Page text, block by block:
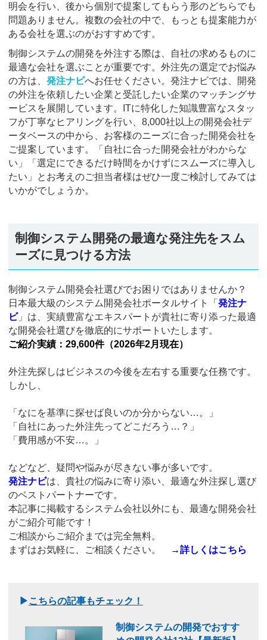
明会を行い、後から個別で提案してもらう形のどちらでも
問題ありません。複数の会社の中で、もっとも提案能力が
ある会社を選ぶのがおすすめです。
制御システムの開発を外注する際は、自社の求めるものに
最適な会社を選ぶことが重要です。外注先の選定でお悩み
の方は、 発注ナビへお任せください。発注ナビでは、開発
の外注を依頼したい企業と受託したい企業のマッチングサ
ービスを展開しています。ITに特化した知識豊富なスタッ
フが丁寧なヒアリングを行い、8,000社以上の開発会社デ
ータベースの中から、お客様のニーズに合った開発会社を
ご提案しています。「自社に合った開発会社がわからな
い」「選定にできるだけ時間をかけずにスムーズに導入し
たい」とお考えのご担当者様はぜひ一度ご検討してみては
いかがでしょうか。
制御システム開発の最適な発注先をスム
ーズに見つける方法
制御システム開発会社選びでお困りではありませんか？
日本最大級のシステム開発会社ポータルサイト「 発注ナ
ビ」は、実績豊富なエキスパートが貴社に寄り添った最適
な開発会社選びを徹底的にサポートいたします。
ご紹介実績：29,600件（2026年2月現在）
外注先探しはビジネスの今後を左右する重要な任務です。
しかし、
「なにを基準に探せば良いのか分からない…。」
「自社にあった外注先ってどこだろう…？」
「費用感が不安…。」
などなど、疑問や悩みが尽きない事が多いです。
発注ナビは、貴社の悩みに寄り添い、最適な外注探し選び
のベストパートナーです。
本記事に掲載するシステム会社以外にも、最適な開発会社
がご紹介可能です！
ご相談からご紹介までは完全無料。
まずはお気軽に、ご相談ください。
→詳しくはこちら
▶ こちらの記事もチェック！
制御システムの開発でおすす